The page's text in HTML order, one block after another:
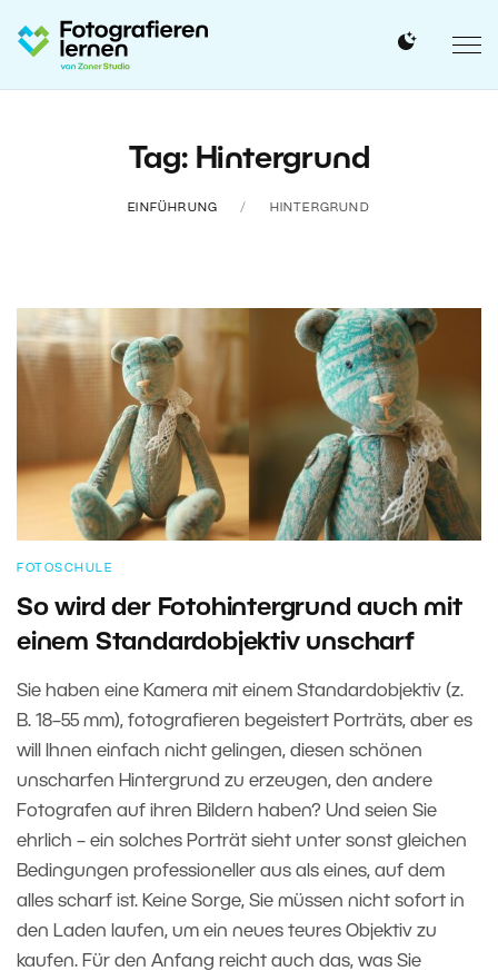
Tag: Hintergrund
EINFÜHRUNG HINTERGRUND
FOTOSCHULE
So wird der Fotohintergrund auch mit
einem Standardobjektiv unscharf
Sie haben eine Kamera mit einem Standardobjektiv (z.
B. 18–55 mm), fotografieren begeistert Porträts, aber es
will Ihnen einfach nicht gelingen, diesen schönen
unscharfen Hintergrund zu erzeugen, den andere
Fotografen auf ihren Bildern haben? Und seien Sie
ehrlich – ein solches Porträt sieht unter sonst gleichen
Bedingungen professioneller aus als eines, auf dem
alles scharf ist. Keine Sorge, Sie müssen nicht sofort in
den Laden laufen, um ein neues teures Objektiv zu
kaufen. Für den Anfang reicht auch das, was Sie